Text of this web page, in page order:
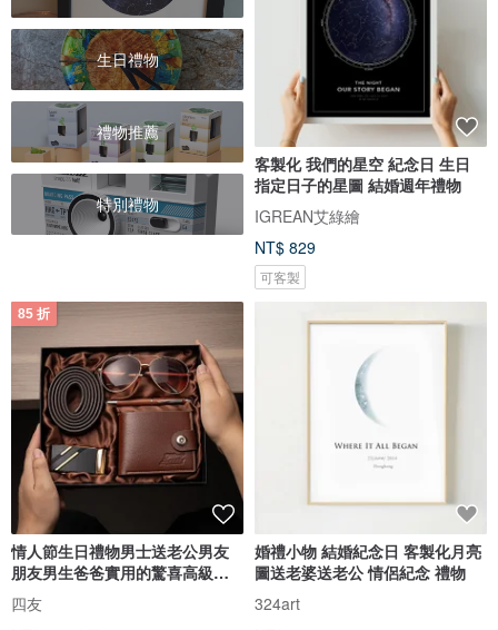
生日禮物
禮物推薦
特別禮物
客製化 我們的星空 紀念日 生日
指定日子的星圖 結婚週年禮物
IGREAN艾綠繪
NT$ 829
可客製
85 折
情人節生日禮物男士送老公男友
朋友男生爸爸實用的驚喜高級感
新年
四友
婚禮小物 結婚紀念日 客製化月亮
圖送老婆送老公 情侶紀念 禮物
324art